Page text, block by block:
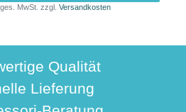
MwSt. zzgl.Versandkosten
Qualität
Lieferung